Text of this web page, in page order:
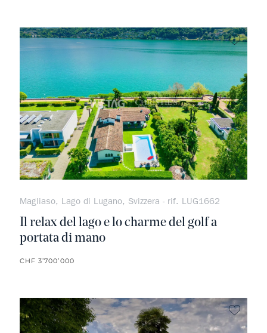
Non
Magliaso, Lago di Lugano, Svizzera - rif. LUG1662
Il relax del lago e lo charme del golf a
portata di mano
CHF 3’700’000
Non